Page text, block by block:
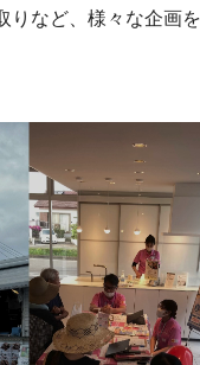
など、様々な企画
画
プ
レ
ー
ヤ
ー